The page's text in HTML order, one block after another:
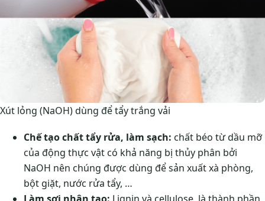
Xút lỏng (NaOH) dùng để tẩy trắng vải
Chế tạo chất tẩy rửa, làm sạch: chất béo từ dầu mỡ
của động thực vật có khả năng bị thủy phân bởi
NaOH nên chúng được dùng để sản xuất xà phòng,
bột giặt, nước rửa tẩy, …